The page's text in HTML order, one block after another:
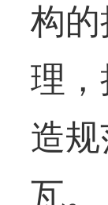
构
理
造
瓦。